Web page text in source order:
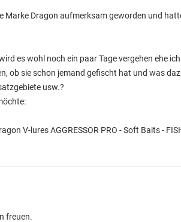
Marke Dragon aufmerksam geworden und
es wohl noch ein paar Tage vergehen ehe
ob sie schon jemand gefischt hat und was
usw.?
V-lures AGGRESSOR PRO - Soft Baits -
freuen.